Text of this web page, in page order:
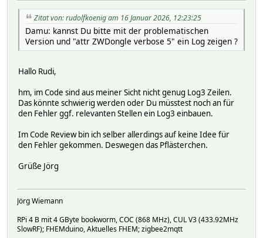
Zitat von: rudolfkoenig am 16 Januar 2026, 12:23:25
Damu: kannst Du bitte mit der problematischen
Version und "attr ZWDongle verbose 5" ein Log zeigen ?
Hallo Rudi,
hm, im Code sind aus meiner Sicht nicht genug Log3 Zeilen.
Das könnte schwierig werden oder Du müsstest noch an für
den Fehler ggf. relevanten Stellen ein Log3 einbauen.
Im Code Review bin ich selber allerdings auf keine Idee für
den Fehler gekommen. Deswegen das Pflästerchen.
Grüße Jörg
Jörg Wiemann
RPi 4 B mit 4 GByte bookworm, COC (868 MHz), CUL V3 (433.92MHz
SlowRF); FHEMduino, Aktuelles FHEM; zigbee2mqtt